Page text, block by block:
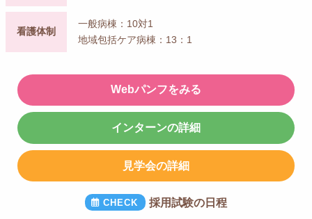
看護体制
一般病棟：10対1
地域包括ケア病棟：13：1
Webパンフをみる
インターンの詳細
見学会の詳細
採用試験の日程